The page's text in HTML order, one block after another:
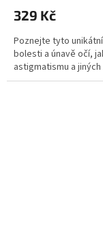
329 Kč
Poznejte tyto
bolesti a únavě očí,
astigmatismu a